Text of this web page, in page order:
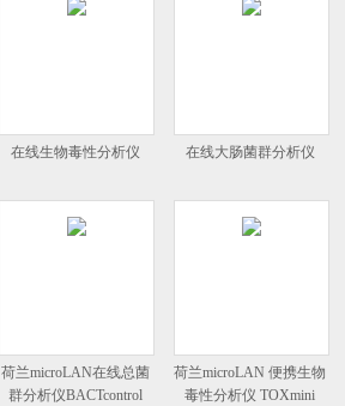
在线生物毒性分析仪 在线大肠菌群分析仪
荷兰microLAN在线总菌
群分析仪BACTcontrol
荷兰microLAN 便携生物
毒性分析仪 TOXmini